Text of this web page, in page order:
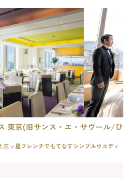
東京(旧サンス・エ・サヴール/ひ
ッ星フレンチでもてなすシンプルウエディ